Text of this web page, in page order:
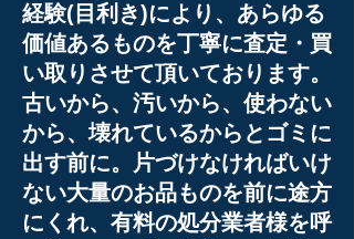
経験(目利き)により、あらゆる
価値あるものを丁寧に査定・買
い取りさせて頂いております。
古いから、汚いから、使わない
から、壊れているからとゴミに
出す前に。片づけなければいけ
ない大量のお品ものを前に途方
にくれ、有料の処分業者様を呼